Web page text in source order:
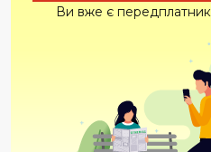
– Я не актор і не модель, –
Богдан з гордістю розповідав
однокласникам, що його татко
Тепер, коли хлопчик
бортінженерові
скерувати літак якнайдалі
Ви вже є